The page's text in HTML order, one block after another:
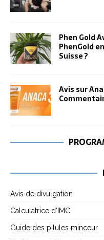
Phen Gold
PhenGold
Suisse ?
Avis sur
Avis de divulgation
Calculatrice d’IMC
Guide des pilules minceur